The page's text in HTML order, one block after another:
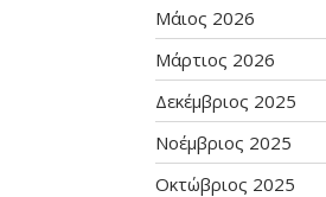
Μάιος 2026
Μάρτιος 2026
Δεκέμβριος 2025
Νοέμβριος 2025
Οκτώβριος 2025